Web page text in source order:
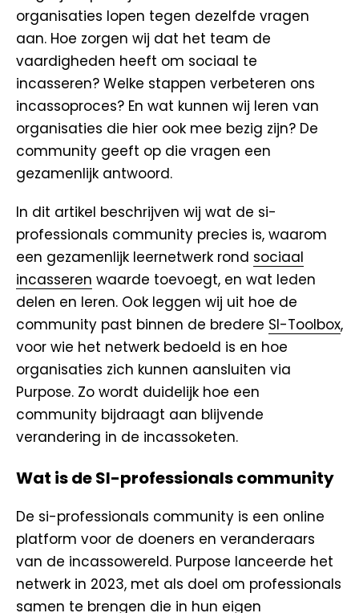
organisaties lopen tegen dezelfde vragen
aan. Hoe zorgen wij dat het team de
vaardigheden heeft om sociaal te
incasseren? Welke stappen verbeteren ons
incassoproces? En wat kunnen wij leren van
organisaties die hier ook mee bezig zijn? De
community geeft op die vragen een
gezamenlijk antwoord.
In dit artikel beschrijven wij wat de si-
professionals community precies is, waarom
een gezamenlijk leernetwerk rond sociaal
incasseren waarde toevoegt, en wat leden
delen en leren. Ook leggen wij uit hoe de
community past binnen de bredere SI-Toolbox,
voor wie het netwerk bedoeld is en hoe
organisaties zich kunnen aansluiten via
Purpose. Zo wordt duidelijk hoe een
community bijdraagt aan blijvende
verandering in de incassoketen.
Wat is de SI-professionals community
De si-professionals community is een online
platform voor de doeners en veranderaars
van de incassowereld. Purpose lanceerde het
netwerk in 2023, met als doel om professionals
samen te brengen die in hun eigen